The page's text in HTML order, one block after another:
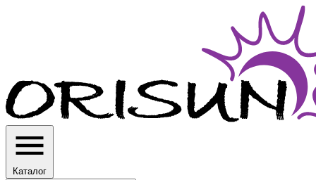
Каталог